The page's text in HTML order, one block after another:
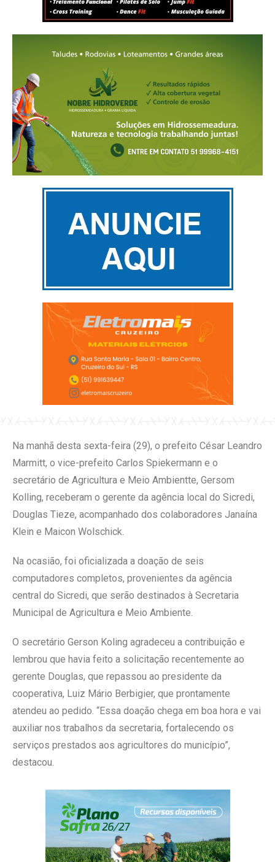
Na manhã desta sexta-feira (29), o prefeito César Leandro
Marmitt, o vice-prefeito Carlos Spiekermann e o
secretário de Agricultura e Meio Ambientte, Gersom
Kolling, receberam o gerente da agência local do Sicredi,
Douglas Tieze, acompanhado dos colaboradores Janaína
Klein e Maicon Wolschick.
Na ocasião, foi oficializada a doação de seis
computadores completos, provenientes da agência
central do Sicredi, que serão destinados à Secretaria
Municipal de Agricultura e Meio Ambiente.
O secretário Gerson Koling agradeceu a contribuição e
lembrou que havia feito a solicitação recentemente ao
gerente Douglas, que repassou ao presidente da
cooperativa, Luiz Mário Berbigier, que prontamente
atendeu ao pedido. “Essa doação chega em boa hora e vai
auxiliar nos trabalhos da secretaria, fortalecendo os
serviços prestados aos agricultores do município”,
destacou.